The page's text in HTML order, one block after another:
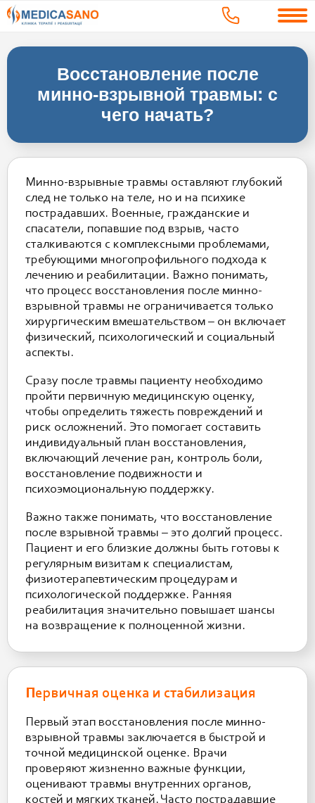
Восстановление после
минно-взрывной травмы: с
чего начать?
Минно-взрывные травмы оставляют глубокий
след не только на теле, но и на психике
пострадавших. Военные, гражданские и
спасатели, попавшие под взрыв, часто
сталкиваются с комплексными проблемами,
требующими многопрофильного подхода к
лечению и реабилитации. Важно понимать,
что процесс восстановления после минно-
взрывной травмы не ограничивается только
хирургическим вмешательством – он включает
физический, психологический и социальный
аспекты.
Сразу после травмы пациенту необходимо
пройти первичную медицинскую оценку,
чтобы определить тяжесть повреждений и
риск осложнений. Это помогает составить
индивидуальный план восстановления,
включающий лечение ран, контроль боли,
восстановление подвижности и
психоэмоциональную поддержку.
Важно также понимать, что восстановление
после взрывной травмы – это долгий процесс.
Пациент и его близкие должны быть готовы к
регулярным визитам к специалистам,
физиотерапевтическим процедурам и
психологической поддержке. Ранняя
реабилитация значительно повышает шансы
на возвращение к полноценной жизни.
Первичная оценка и стабилизация
Первый этап восстановления после минно-
взрывной травмы заключается в быстрой и
точной медицинской оценке. Врачи
проверяют жизненно важные функции,
оценивают травмы внутренних органов,
костей и мягких тканей. Часто пострадавшие